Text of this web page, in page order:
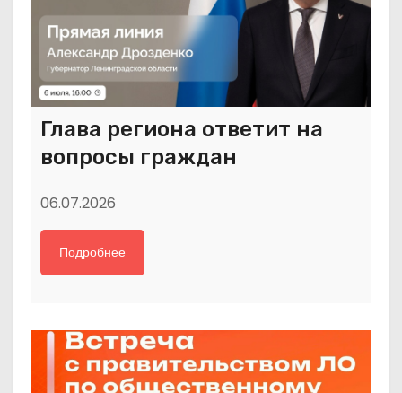
Глава региона ответит на
вопросы граждан
06.07.2026
Подробнее